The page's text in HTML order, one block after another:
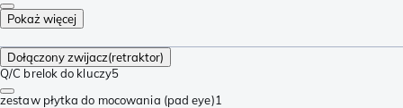
Pokaż więcej
Dołączony zwijacz(retraktor)
Q/C brelok do kluczy5
zestaw płytka do mocowania (pad eye)1